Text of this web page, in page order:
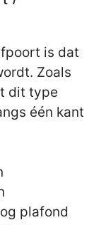
is dat
Zoals
dit type
één kant
plafond